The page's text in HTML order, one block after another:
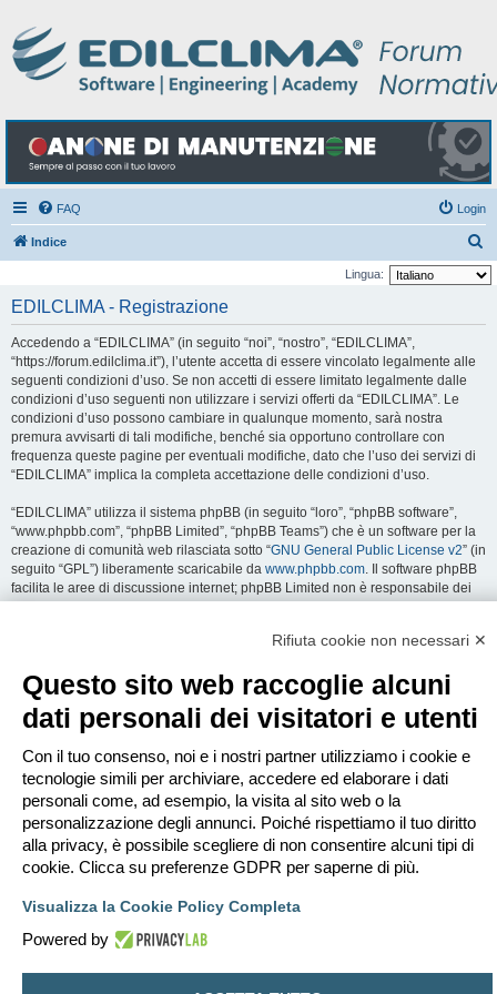
FAQ Login
Indice
e
Lingua:
EDILCLIMA - Registrazione
Accedendo a “EDILCLIMA” (in seguito “noi”, “nostro”, “EDILCLIMA”,
“https://forum.edilclima.it”), l’utente accetta di essere vincolato legalmente alle
seguenti condizioni d’uso. Se non accetti di essere limitato legalmente dalle
condizioni d’uso seguenti non utilizzare i servizi offerti da “EDILCLIMA”. Le
condizioni d’uso possono cambiare in qualunque momento, sarà nostra
premura avvisarti di tali modifiche, benché sia opportuno controllare con
frequenza queste pagine per eventuali modifiche, dato che l’uso dei servizi di
“EDILCLIMA” implica la completa accettazione delle condizioni d’uso.
“EDILCLIMA” utilizza il sistema phpBB (in seguito “loro”, “phpBB software”,
“www.phpbb.com”, “phpBB Limited”, “phpBB Teams”) che è un software per la
creazione di comunità web rilasciata sotto “GNU General Public License v2” (in
seguito “GPL”) liberamente scaricabile da www.phpbb.com . Il software phpBB
facilita le aree di discussione internet; phpBB Limited non è responsabile dei
contenuti e della gestione. Per ulteriori informazioni su phpBB:
minaccia, messaggio a sfondo sessuale, o qualsiasi altro tipo di materiale che
può violare una qualsiasi Legge del proprio Stato, o dello Stato dove
“EDILCLIMA” è ospitato, o di una Legge internazionale. Fare ciò porta
all’immediato e permanente divieto di accesso, con notifica al tuo provider
Internet se è ritenuto da noi opportuno. Tutti gli indirizzi IP sono registrati per
salvaguardare e rinforzare queste condizioni. Accetti che “EDILCLIMA” abbia il
diritto di rimuovere, riscrivere, spostare o chiudere qualsiasi argomento in
qualsiasi momento lo ritenga necessario. Come fruitore di questo servizio,
accetti che ogni informazione (dato personale) tu abbia inviato sia conservata
in un database. Al contempo queste informazioni non saranno divulgate a
nessuno senza il tuo consenso, né “EDILCLIMA” o phpBB sono da ritenersi
queste informazioni.
Rifiuta cookie non necessari ✕
Questo sito web raccoglie alcuni
dati personali dei visitatori e utenti
Con il tuo consenso, noi e i nostri partner utilizziamo i cookie e
tecnologie simili per archiviare, accedere ed elaborare i dati
personali come, ad esempio, la visita al sito web o la
personalizzazione degli annunci. Poiché rispettiamo il tuo diritto
alla privacy, è possibile scegliere di non consentire alcuni tipi di
cookie. Clicca su preferenze GDPR per saperne di più.
Visualizza la Cookie Policy Completa
Powered by